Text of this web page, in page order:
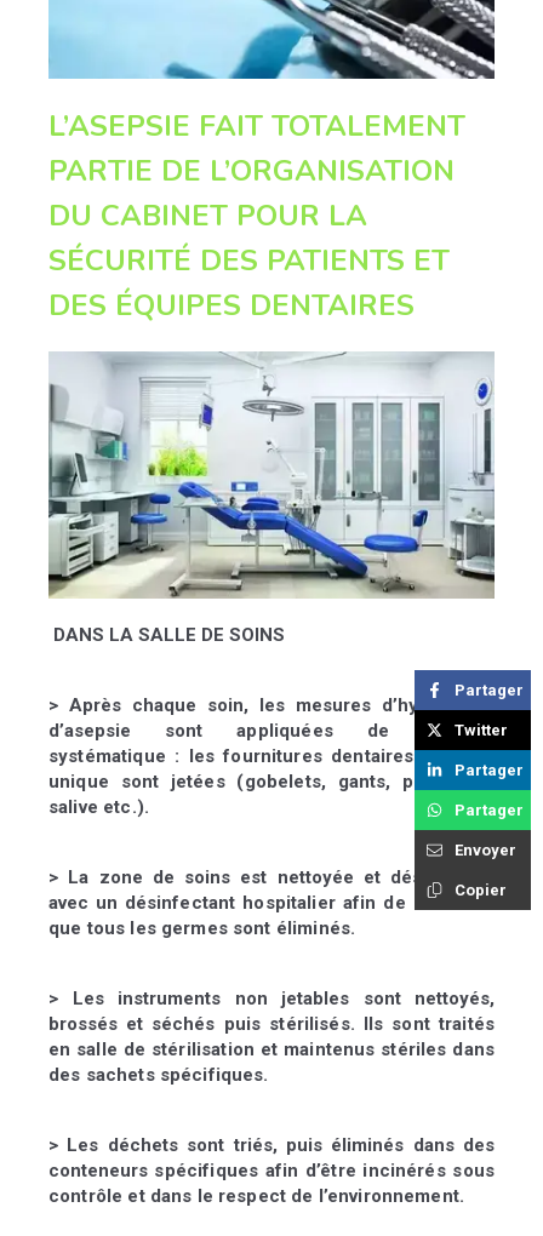
L’ASEPSIE FAIT TOTALEMENT
PARTIE DE L’ORGANISATION
DU CABINET POUR LA
SÉCURITÉ DES PATIENTS ET
DES ÉQUIPES DENTAIRES
DANS LA SALLE DE SOINS
> Après chaque soin, les mesures d’hygiène et
d’asepsie sont appliquées de manière
systématique : les fournitures dentaires à usage
unique sont jetées (gobelets, gants, pompes à
salive etc.).
> La zone de soins est nettoyée et désinfectée
avec un désinfectant hospitalier afin de s’assurer
que tous les germes sont éliminés.
> Les instruments non jetables sont nettoyés,
brossés et séchés puis stérilisés. Ils sont traités
en salle de stérilisation et maintenus stériles dans
des sachets spécifiques.
> Les déchets sont triés, puis éliminés dans des
conteneurs spécifiques afin d’être incinérés sous
contrôle et dans le respect de l’environnement.
Partager
Twitter
Partager
Partager
Envoyer
Copier